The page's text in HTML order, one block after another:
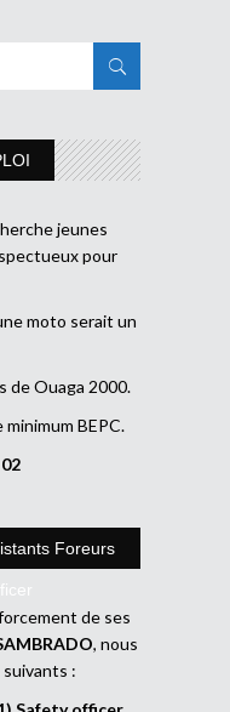
jeunes
pour
moto serait un
de Ouaga 2000.
BEPC.
Foreurs
de ses
, nous
: